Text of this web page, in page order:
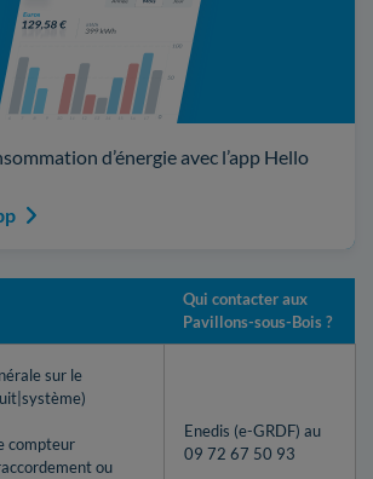
d’énergie avec l’app Hello
Qui contacter aux
Pavillons-sous-Bois ?
sur le
compteur
ou
Enedis (e-GRDF) au
09 72 67 50 93